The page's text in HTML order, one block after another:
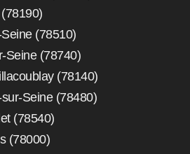
(78510)
Seine (78740)
(78140)
Seine (78480)
(78540)
(78000)